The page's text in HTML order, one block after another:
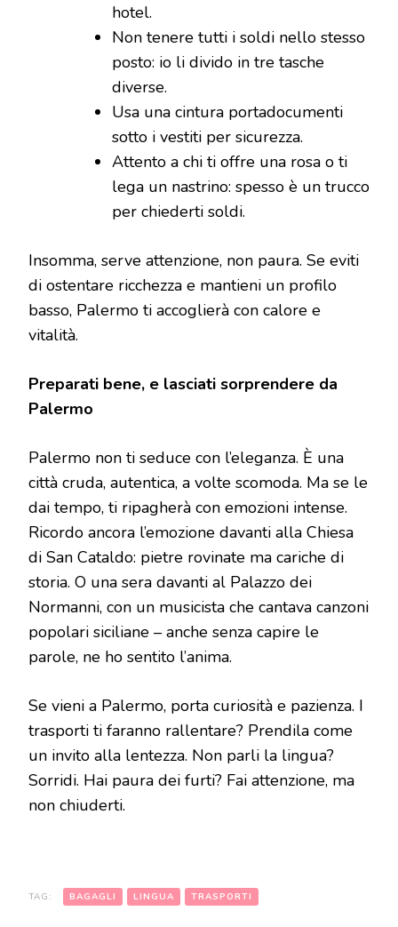
hotel.
Non tenere tutti i soldi nello stesso
posto: io li divido in tre tasche
diverse.
Usa una cintura portadocumenti
sotto i vestiti per sicurezza.
Attento a chi ti offre una rosa o ti
lega un nastrino: spesso è un trucco
per chiederti soldi.
Insomma, serve attenzione, non paura. Se eviti
di ostentare ricchezza e mantieni un profilo
basso, Palermo ti accoglierà con calore e
vitalità.
Preparati bene, e lasciati sorprendere da
Palermo
Palermo non ti seduce con l’eleganza. È una
città cruda, autentica, a volte scomoda. Ma se le
dai tempo, ti ripagherà con emozioni intense.
Ricordo ancora l’emozione davanti alla Chiesa
di San Cataldo: pietre rovinate ma cariche di
storia. O una sera davanti al Palazzo dei
Normanni, con un musicista che cantava canzoni
popolari siciliane – anche senza capire le
parole, ne ho sentito l’anima.
Se vieni a Palermo, porta curiosità e pazienza. I
trasporti ti faranno rallentare? Prendila come
un invito alla lentezza. Non parli la lingua?
Sorridi. Hai paura dei furti? Fai attenzione, ma
non chiuderti.
TAG: BAGAGLI LINGUA TRASPORTI